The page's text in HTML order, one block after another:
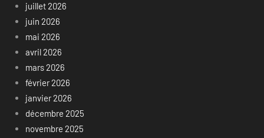
juillet 2026
juin 2026
mai 2026
avril 2026
mars 2026
février 2026
janvier 2026
décembre 2025
novembre 2025